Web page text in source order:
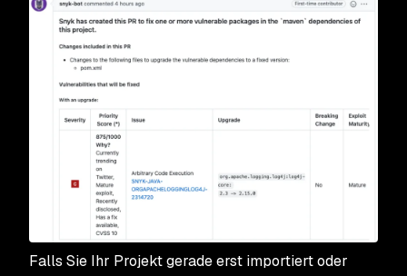
Falls Sie Ihr Projekt gerade erst importiert oder